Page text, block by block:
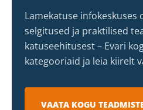
Lamekatuse infokeskuses
selgitused ja praktilised
katuseehitusest – Evari
kategooriaid ja leia kiirelt
VAATA KOGU